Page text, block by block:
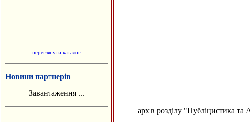
переглянути каталог
Новини партнерів
Завантаження ...
архів розділу "Публіцистика та